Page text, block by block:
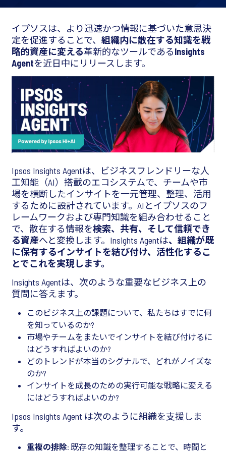
イプソスは、より迅速かつ情報に基づいた意思決
定を促進することで、 組織内に散在する知識を戦
略的資産に変える革新的なツールであるInsights
Agentを近日中にリリースします。
Ipsos Insights Agentは、ビジネスフレンドリーな人
工知能（AI）搭載のエコシステムで、チームや市
場を横断したインサイトを一元管理、整理、活用
するために設計されています。AIとイプソスのフ
レームワークおよび専門知識を組み合わせること
で、散在する情報を検索、共有、そして信頼でき
る資産へと変換します。Insights Agentは、組織が既
に保有するインサイトを結び付け、活性化するこ
とでこれを実現します。
Insights Agentは、次のような重要なビジネス上の
質問に答えます。
このビジネス上の課題について、私たちはすでに何
を知っているのか?
市場やチームをまたいでインサイトを結び付けるに
はどうすればよいのか?
どのトレンドが本当のシグナルで、どれがノイズな
のか?
インサイトを成長のための実行可能な戦略に変える
にはどうすればよいのか?
Ipsos Insights Agent は次のように組織を支援しま
す。
重複の排除: 既存の知識を整理することで、時間と